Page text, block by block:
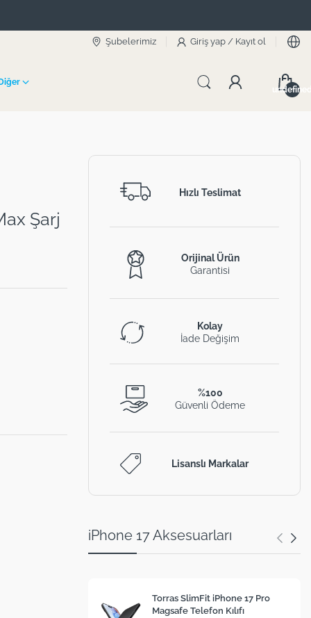
Şubelerimiz Giriş yap / Kayıt ol
Şarj
Hızlı Teslimat
Orijinal Ürün
Garantisi
Kolay
İade Değişim
%100
Güvenli Ödeme
Lisanslı Markalar
iPhone 17 Aksesuarları
Torras SlimFit iPhone 17 Pro
Magsafe Telefon Kılıfı